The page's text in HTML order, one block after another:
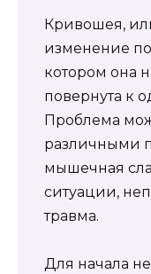
Кривошея,
изменение
котором она
повернута к
Проблема
различными
мышечная
ситуации,
травма.
Для начала